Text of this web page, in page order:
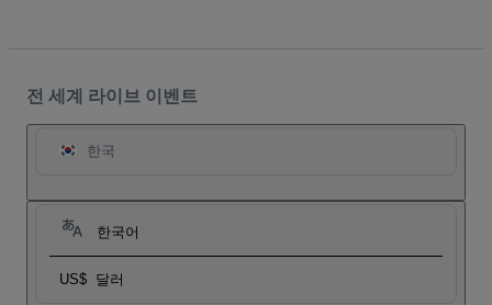
전 세계 라이브 이벤트
한국
한국어
US$ 달러